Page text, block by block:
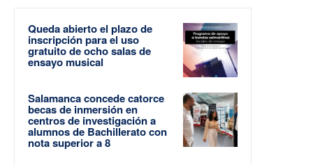
Queda abierto el plazo de
inscripción para el uso
gratuito de ocho salas de
ensayo musical
Salamanca concede catorce
becas de inmersión en
centros de investigación a
alumnos de Bachillerato con
nota superior a 8